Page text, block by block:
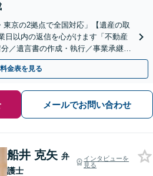
東京の2拠点で全国対応」【遺産の取
日以内の返信を心がけます「不動産
／遺言書の作成・執行／事業承継な
あり】
料金表を見る
メールでお問い合わせ
船井 克矢 弁
護士
インタビューを
見る